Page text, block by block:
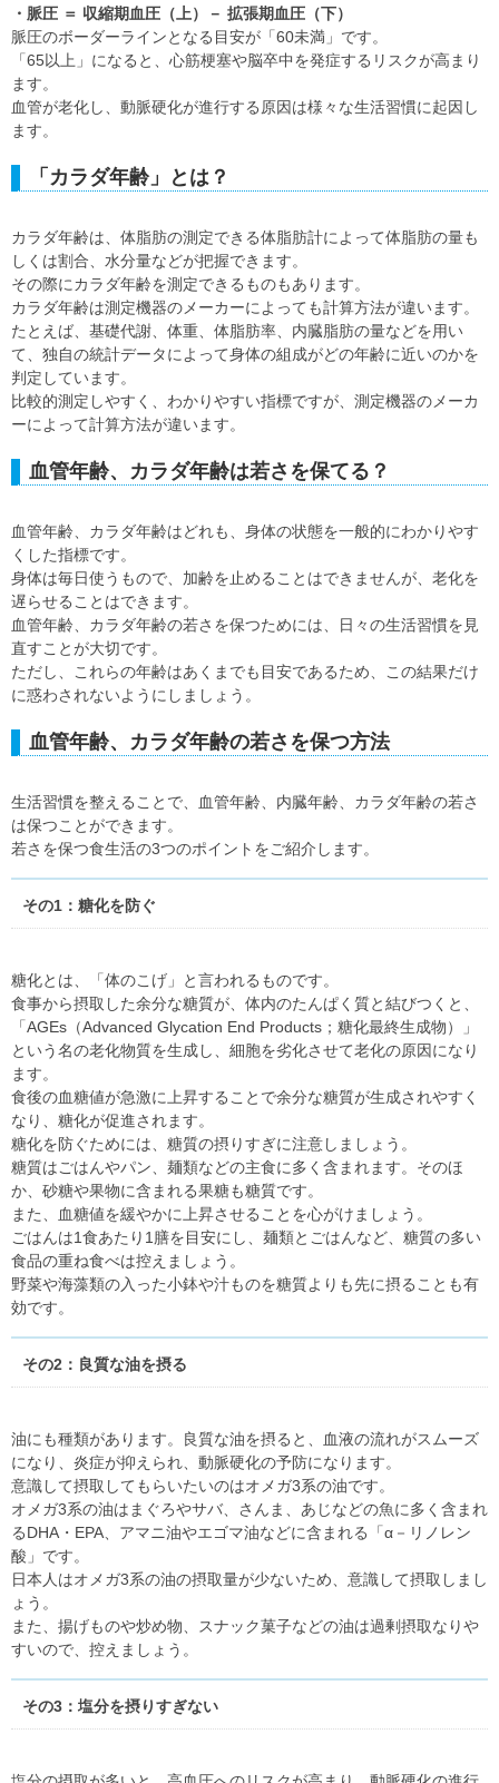
・脈圧 ＝ 収縮期血圧（上）－ 拡張期血圧（下）
脈圧のボーダーラインとなる目安が「60未満」です。
「65以上」になると、心筋梗塞や脳卒中を発症するリスクが高まり
ます。
血管が老化し、動脈硬化が進行する原因は様々な生活習慣に起因し
ます。
「カラダ年齢」とは？
カラダ年齢は、体脂肪の測定できる体脂肪計によって体脂肪の量も
しくは割合、水分量などが把握できます。
その際にカラダ年齢を測定できるものもあります。
カラダ年齢は測定機器のメーカーによっても計算方法が違います。
たとえば、基礎代謝、体重、体脂肪率、内臓脂肪の量などを用い
て、独自の統計データによって身体の組成がどの年齢に近いのかを
判定しています。
比較的測定しやすく、わかりやすい指標ですが、測定機器のメーカ
ーによって計算方法が違います。
血管年齢、カラダ年齢は若さを保てる？
血管年齢、カラダ年齢はどれも、身体の状態を一般的にわかりやす
くした指標です。
身体は毎日使うもので、加齢を止めることはできませんが、老化を
遅らせることはできます。
血管年齢、カラダ年齢の若さを保つためには、日々の生活習慣を見
直すことが大切です。
ただし、これらの年齢はあくまでも目安であるため、この結果だけ
に惑わされないようにしましょう。
血管年齢、カラダ年齢の若さを保つ方法
生活習慣を整えることで、血管年齢、内臓年齢、カラダ年齢の若さ
は保つことができます。
若さを保つ食生活の3つのポイントをご紹介します。
その1：糖化を防ぐ
糖化とは、「体のこげ」と言われるものです。
食事から摂取した余分な糖質が、体内のたんぱく質と結びつくと、
「AGEs（Advanced Glycation End Products；糖化最終生成物）」
という名の老化物質を生成し、細胞を劣化させて老化の原因になり
ます。
食後の血糖値が急激に上昇することで余分な糖質が生成されやすく
なり、糖化が促進されます。
糖化を防ぐためには、糖質の摂りすぎに注意しましょう。
糖質はごはんやパン、麺類などの主食に多く含まれます。そのほ
か、砂糖や果物に含まれる果糖も糖質です。
また、血糖値を緩やかに上昇させることを心がけましょう。
ごはんは1食あたり1膳を目安にし、麺類とごはんなど、糖質の多い
食品の重ね食べは控えましょう。
野菜や海藻類の入った小鉢や汁ものを糖質よりも先に摂ることも有
効です。
その2：良質な油を摂る
油にも種類があります。良質な油を摂ると、血液の流れがスムーズ
になり、炎症が抑えられ、動脈硬化の予防になります。
意識して摂取してもらいたいのはオメガ3系の油です。
オメガ3系の油はまぐろやサバ、さんま、あじなどの魚に多く含まれ
るDHA・EPA、アマニ油やエゴマ油などに含まれる「α－リノレン
酸」です。
日本人はオメガ3系の油の摂取量が少ないため、意識して摂取しまし
ょう。
また、揚げものや炒め物、スナック菓子などの油は過剰摂取なりや
すいので、控えましょう。
その3：塩分を摂りすぎない